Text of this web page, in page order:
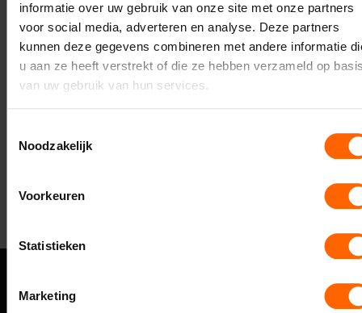
informatie over uw gebruik van onze site met onze partners
voor social media, adverteren en analyse. Deze partners
kunnen deze gegevens combineren met andere informatie
u aan ze heeft verstrekt of die ze hebben verzameld op
van uw gebruik van hun services.
Noodzakelijk
Voorkeuren
Statistieken
Marketing